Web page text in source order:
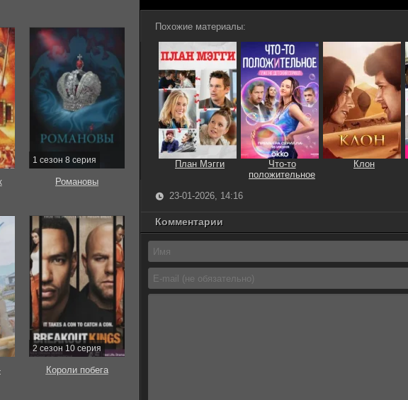
Похожие материалы:
План Мэгги
Что-то
положительное
Клон
23-01-2026, 14:16
Комментарии
1 сезон 8 серия
Романовы
2 сезон 10 серия
Короли побега